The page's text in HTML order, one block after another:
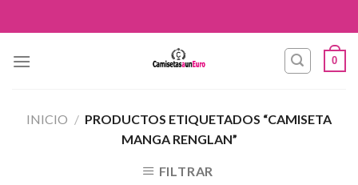
to
0
INICIO / PRODUCTOS ETIQUETADOS “CAMISETA
MANGA RENGLAN”
FILTRAR